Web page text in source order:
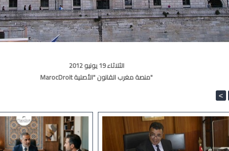
الثلاثاء 19 يونيو 2012
MarocDroit منصة مغرب القانون "الأصلية"
<